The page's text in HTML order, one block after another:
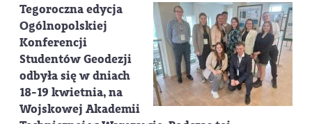
Tegoroczna edycja
Ogólnopolskiej
Konferencji
Studentów Geodezji
odbyła się w dniach
18-19 kwietnia, na
Wojskowej Akademii